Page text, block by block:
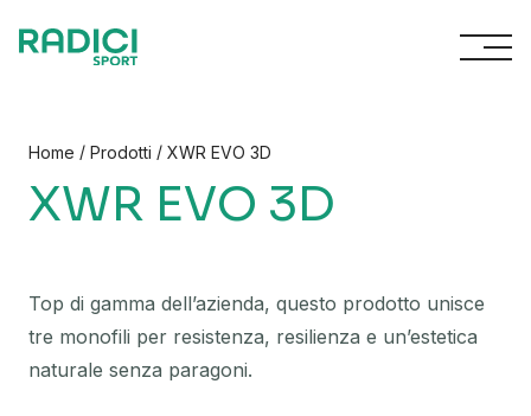
Home / Prodotti / XWR EVO 3D
XWR EVO 3D
Top di gamma dell’azienda, questo prodotto unisce
tre monofili per resistenza, resilienza e un’estetica
naturale senza paragoni.